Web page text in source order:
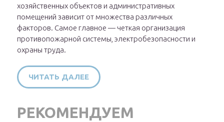
хозяйственных объектов и административных
помещений зависит от множества различных
факторов. Самое главное — четкая организация
противопожарной системы, электробезопасности и
охраны труда.
ЧИТАТЬ ДАЛЕЕ
РЕКОМЕНДУЕМ